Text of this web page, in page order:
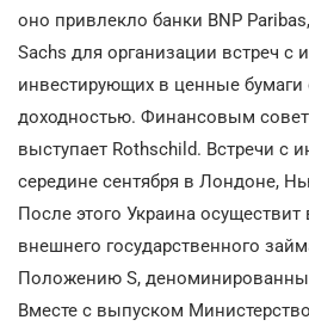
оно привлекло банки BNP
Sachs для организации встреч с
инвестирующих в ценные
доходностью. Финансовым
выступает Rothschild. Встречи с
середине сентября в Лондоне,
После этого Украина
внешнего государственного
Положению S,
Вместе с выпуском